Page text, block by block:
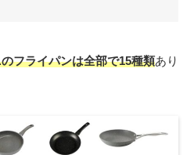
フライパンは全部で15種類あり